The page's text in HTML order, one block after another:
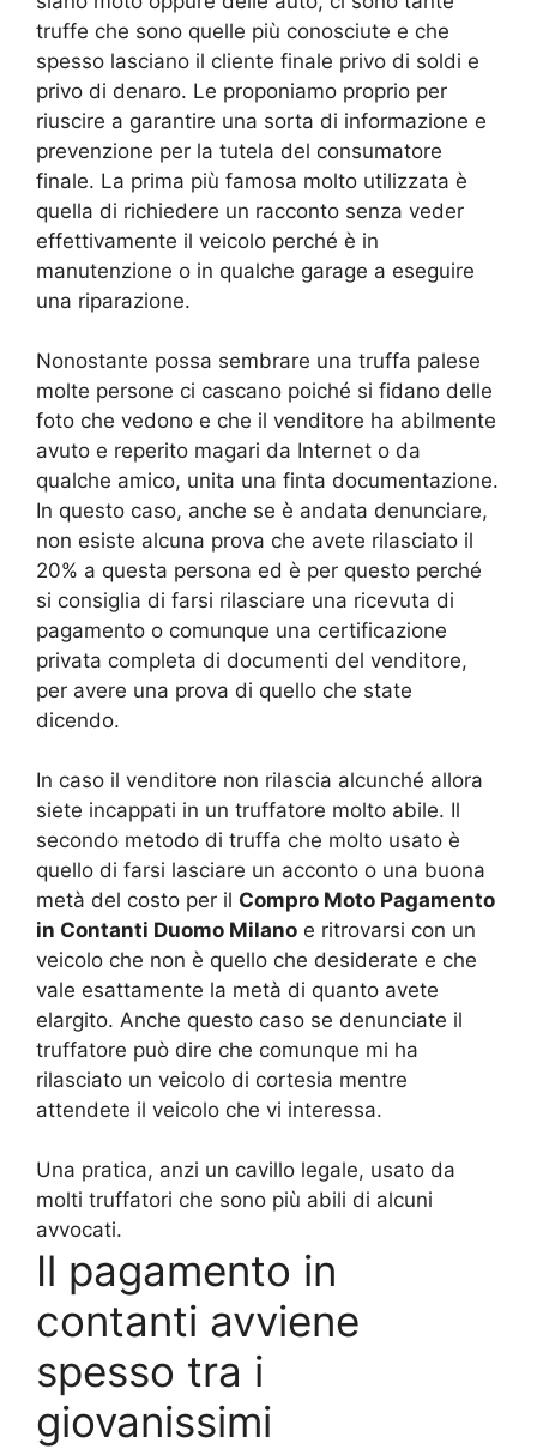
truffe che sono quelle più conosciute e che
spesso lasciano il cliente finale privo di soldi e
privo di denaro. Le proponiamo proprio per
riuscire a garantire una sorta di informazione e
prevenzione per la tutela del consumatore
finale. La prima più famosa molto utilizzata è
quella di richiedere un racconto senza veder
effettivamente il veicolo perché è in
manutenzione o in qualche garage a eseguire
una riparazione.
Nonostante possa sembrare una truffa palese
molte persone ci cascano poiché si fidano delle
foto che vedono e che il venditore ha abilmente
avuto e reperito magari da Internet o da
qualche amico, unita una finta documentazione.
In questo caso, anche se è andata denunciare,
non esiste alcuna prova che avete rilasciato il
20% a questa persona ed è per questo perché
si consiglia di farsi rilasciare una ricevuta di
pagamento o comunque una certificazione
privata completa di documenti del venditore,
per avere una prova di quello che state
dicendo.
In caso il venditore non rilascia alcunché allora
siete incappati in un truffatore molto abile. Il
secondo metodo di truffa che molto usato è
quello di farsi lasciare un acconto o una buona
metà del costo per il Compro Moto Pagamento
in Contanti Duomo Milano e ritrovarsi con un
veicolo che non è quello che desiderate e che
vale esattamente la metà di quanto avete
elargito. Anche questo caso se denunciate il
truffatore può dire che comunque mi ha
rilasciato un veicolo di cortesia mentre
attendete il veicolo che vi interessa.
Una pratica, anzi un cavillo legale, usato da
molti truffatori che sono più abili di alcuni
avvocati.
Il pagamento in
contanti avviene
spesso tra i
giovanissimi